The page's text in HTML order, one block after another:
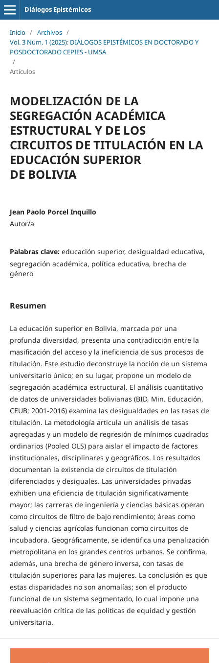
Diálogos Epistémicos
Inicio / Archivos /
Vol. 3 Núm. 1 (2025): DIÁLOGOS EPISTÉMICOS EN DOCTORADO Y
POSDOCTORADO CEPIES - UMSA
/
Artículos
MODELIZACIÓN DE LA
SEGREGACIÓN ACADÉMICA
ESTRUCTURAL Y DE LOS
CIRCUITOS DE TITULACIÓN EN LA
EDUCACIÓN SUPERIOR
DE BOLIVIA
Jean Paolo Porcel Inquillo
Autor/a
Palabras clave: educación superior, desigualdad educativa,
segregación académica, política educativa, brecha de
género
Resumen
La educación superior en Bolivia, marcada por una
profunda diversidad, presenta una contradicción entre la
masificación del acceso y la ineficiencia de sus procesos de
titulación. Este estudio deconstruye la noción de un sistema
universitario único; en su lugar, propone un modelo de
segregación académica estructural. El análisis cuantitativo
de datos de universidades bolivianas (BID, Min. Educación,
CEUB; 2001-2016) examina las desigualdades en las tasas de
titulación. La metodología articula un análisis de tasas
agregadas y un modelo de regresión de mínimos cuadrados
ordinarios (Pooled OLS) para aislar el impacto de factores
institucionales, disciplinares y geográficos. Los resultados
documentan la existencia de circuitos de titulación
diferenciados y desiguales. Las universidades privadas
exhiben una eficiencia de titulación significativamente
mayor; las carreras de ingeniería y ciencias básicas operan
como circuitos de filtro de bajo rendimiento; áreas como
salud y ciencias agrícolas funcionan como circuitos de
incubadora. Geográficamente, se identifica una penalización
metropolitana en los grandes centros urbanos. Se confirma,
además, una brecha de género inversa, con tasas de
titulación superiores para las mujeres. La conclusión es que
estas disparidades no son anomalías; son el producto
funcional de un sistema segmentado, lo cual impone una
reevaluación crítica de las políticas de equidad y gestión
universitaria.